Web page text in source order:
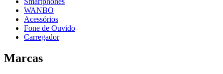
WANBO
Acessórios
Fone de Ouvido
Carregador
Marcas